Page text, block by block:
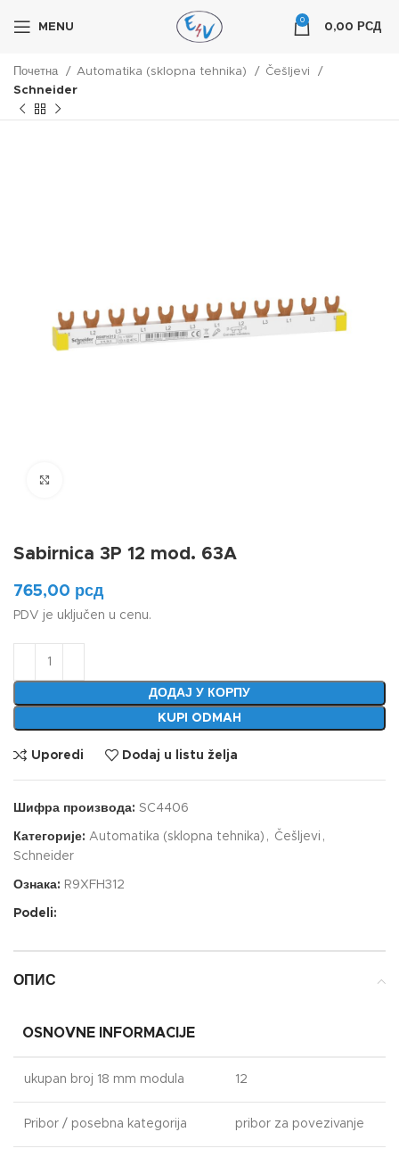
MENU
0
0,00 РСД
Почетна Automatika (sklopna tehnika)
Češljevi
Schneider
Sabirnica 3P 12 mod. 63A
765,00 рсд
PDV je uključen u cenu.
ДОДАЈ У КОРПУ
KUPI ODMAH
Uporedi Dodaj u listu želja
Шифра производа: SC4406
Категорије: Automatika (sklopna tehnika) , Češljevi ,
Schneider
Ознака: R9XFH312
Podeli:
ОПИС
OSNOVNE INFORMACIJE
ukupan broj 18 mm modula 12
Pribor / posebna kategorija pribor za povezivanje